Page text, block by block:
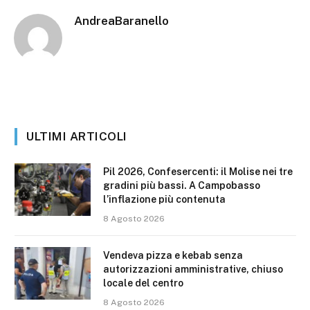
AndreaBaranello
ULTIMI ARTICOLI
Pil 2026, Confesercenti: il Molise nei tre
gradini più bassi. A Campobasso
l’inflazione più contenuta
8 Agosto 2026
Vendeva pizza e kebab senza
autorizzazioni amministrative, chiuso
locale del centro
8 Agosto 2026